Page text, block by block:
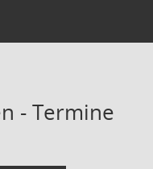
- Termine